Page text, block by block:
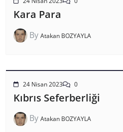
Kara Para
By Atakan BOZYAYLA
24 Nisan 2023 0
Kıbrıs Seferberliği
By Atakan BOZYAYLA